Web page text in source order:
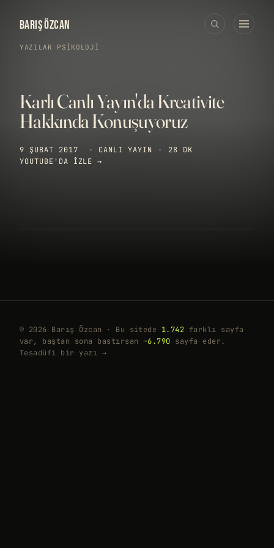
BARIŞ ÖZCAN
YAZILAR PSIKOLOJI
Karlı Canlı Yayın'da Kreativite
Hakkında Konuşuyoruz
9 ŞUBAT 2017 · CANLI YAYIN ·
28 DK
YOUTUBE'DA IZLE →
© 2026 Barış Özcan · Bu sitede 1.742 farklı sayfa
var, baştan sona bastırsan ~6.790 sayfa eder.
Tesadüfi bir yazı →